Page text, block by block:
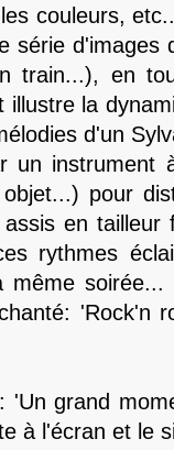
couleurs,
série d'images
train...), en
illustre la
d'un
un instrument
pour
en
rythmes
même
'Rock'n
'Un grand
à l'écran et le